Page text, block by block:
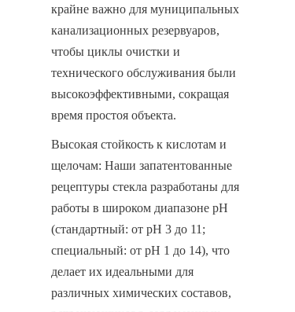
крайне важно для муниципальных
канализационных резервуаров,
чтобы циклы очистки и
технического обслуживания были
высокоэффективными, сокращая
время простоя объекта.
Высокая стойкость к кислотам и
щелочам: Наши запатентованные
рецептуры стекла разработаны для
работы в широком диапазоне pH
(стандартный: от pH 3 до 11;
специальный: от pH 1 до 14), что
делает их идеальными для
различных химических составов,